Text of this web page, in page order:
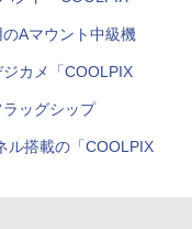
Aマウント中級機
カメ「COOLPIX
ッグシップ
ル搭載の「COOLPIX